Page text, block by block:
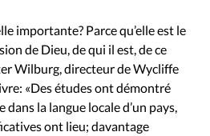
importante? Parce qu’elle est le
de Dieu, de qui il est, de ce
Wilburg, directeur de Wycliffe
«Des études ont démontré
la langue locale d’un pays,
ont lieu; davantage